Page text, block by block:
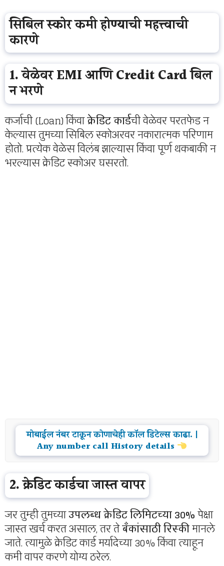
सिबिल स्कोर कमी होण्याची महत्त्वाची
कारणे
1. वेळेवर EMI आणि Credit Card बिल
न भरणे
कर्जाची (Loan) किंवाक्रेडिट कार्डची वेळेवर परतफेड न
केल्यास तुमच्या सिबिल स्कोअरवर नकारात्मक परिणाम
होतो. प्रत्येक वेळेस विलंब झाल्यास किंवा पूर्ण थकबाकी न
भरल्यास क्रेडिट स्कोअर घसरतो.
मोबाईल नंबर टाकून कोणाचेही कॉल डिटेल्स काढा. |
Any number call History details
2. क्रेडिट कार्डचा जास्त वापर
जर तुम्ही तुमच्याउपलब्ध क्रेडिट लिमिटच्या 30%पेक्षा
जास्त खर्च करत असाल, तर तेबँकांसाठी रिस्कीमानले
जाते. त्यामुळे क्रेडिट कार्ड मर्यादेच्या 30% किंवा त्याहून
कमी वापर करणे योग्य ठरेल.